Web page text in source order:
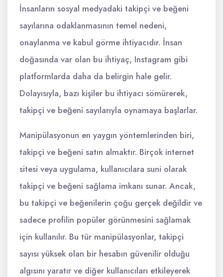
İnsanların sosyal medyadaki takipçi ve beğeni
sayılarına odaklanmasının temel nedeni,
onaylanma ve kabul görme ihtiyacıdır. İnsan
doğasında var olan bu ihtiyaç, Instagram gibi
platformlarda daha da belirgin hale gelir.
Dolayısıyla, bazı kişiler bu ihtiyacı sömürerek,
takipçi ve beğeni sayılarıyla oynamaya başlarlar.
Manipülasyonun en yaygın yöntemlerinden biri,
takipçi ve beğeni satın almaktır. Birçok internet
sitesi veya uygulama, kullanıcılara suni olarak
takipçi ve beğeni sağlama imkanı sunar. Ancak,
bu takipçi ve beğenilerin çoğu gerçek değildir ve
sadece profilin popüler görünmesini sağlamak
için kullanılır. Bu tür manipülasyonlar, takipçi
sayısı yüksek olan bir hesabın güvenilir olduğu
algısını yaratır ve diğer kullanıcıları etkileyerek